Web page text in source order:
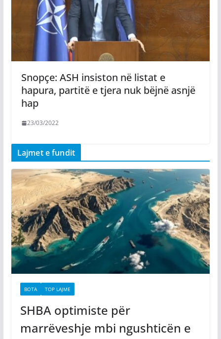
Snopçe: ASH insiston në listat e
hapura, partitë e tjera nuk bëjnë asnjë
hap
23/03/2022
Lajmet e fundit
BOTA TOP LAJME
SHBA optimiste për
marrëveshje mbi ngushticën e